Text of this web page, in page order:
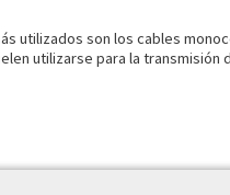
utilizados son los cables
utilizarse para la transmisión